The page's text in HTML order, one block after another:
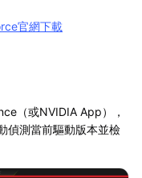
官網下載
（或NVIDIA App），
偵測當前驅動版本並檢